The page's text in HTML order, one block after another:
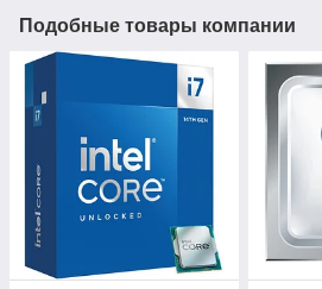
Подобные товары компании